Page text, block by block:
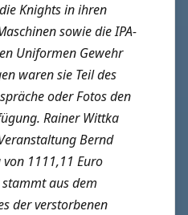
Knights in ihren
sowie die IPA-
Uniformen Gewehr
waren sie Teil des
oder Fotos den
Rainer Wittka
Bernd
1111,11 Euro
aus dem
der verstorbenen